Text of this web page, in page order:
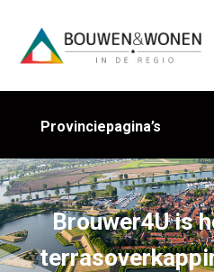
Provinciepagina’s
Brouwer4U is